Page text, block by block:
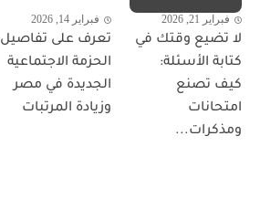
فبراير 21, 2026
لا تضيع وقتك في
كتابة الأسئلة:
كيف تصنع
امتحانات
ومذكرات...
فبراير 14, 2026
تعرف على تفاصيل
الحزمة الاجتماعية
الجديدة في مصر
وزيادة المرتبات